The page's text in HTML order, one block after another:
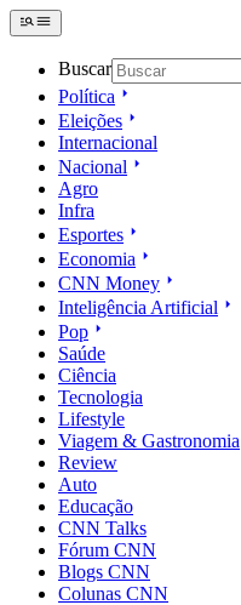
Buscar
Política
Eleições
Internacional
Nacional
Agro
Infra
Esportes
Economia
CNN Money
Inteligência Artificial
Pop
Saúde
Ciência
Tecnologia
Lifestyle
Viagem & Gastronomia
Review
Auto
Educação
CNN Talks
Fórum CNN
Blogs CNN
Colunas CNN